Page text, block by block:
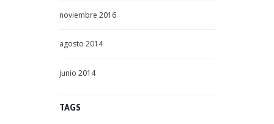
noviembre 2016
agosto 2014
junio 2014
TAGS